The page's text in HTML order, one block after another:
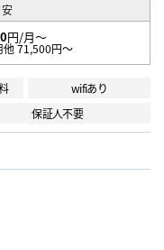
円/月～
他 71,500円～
wifiあり
保証人不要